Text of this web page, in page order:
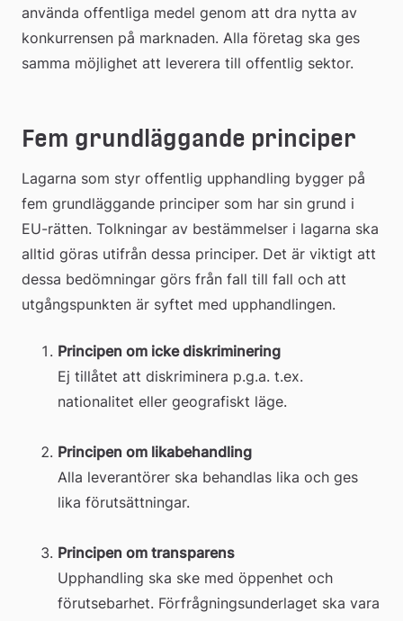
använda offentliga medel genom att dra nytta av
konkurrensen på marknaden. Alla företag ska ges
samma möjlighet att leverera till offentlig sektor.
Fem grundläggande principer
Lagarna som styr offentlig upphandling bygger på
fem grundläggande principer som har sin grund i
EU-rätten. Tolkningar av bestämmelser i lagarna ska
alltid göras utifrån dessa principer. Det är viktigt att
dessa bedömningar görs från fall till fall och att
utgångspunkten är syftet med upphandlingen.
Principen om icke diskriminering
Ej tillåtet att diskriminera p.g.a. t.ex.
nationalitet eller geografiskt läge.
Principen om likabehandling
Alla leverantörer ska behandlas lika och ges
lika förutsättningar.
Principen om transparens
Upphandling ska ske med öppenhet och
förutsebarhet. Förfrågningsunderlaget ska vara